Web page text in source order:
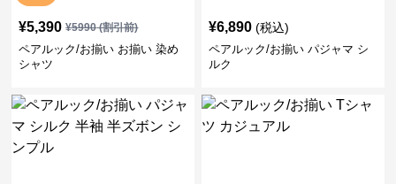
¥5,390 ¥5990(割引前)
ペアルック/お揃い お揃い 染め
シャツ
¥6,890 (税込)
ペアルック/お揃い パジャマ シ
ルク